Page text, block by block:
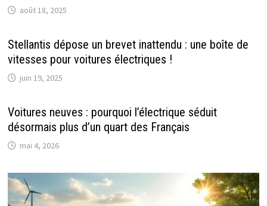
août 18, 2025
Stellantis dépose un brevet inattendu : une boîte de
vitesses pour voitures électriques !
juin 19, 2025
Voitures neuves : pourquoi l’électrique séduit
désormais plus d’un quart des Français
mai 4, 2026